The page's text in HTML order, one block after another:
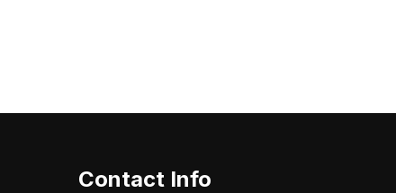
Contact Info